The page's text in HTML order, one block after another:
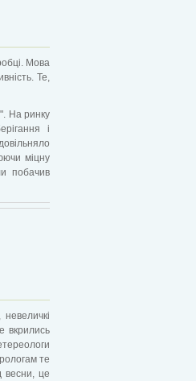
Мова
Те,
На ринку
і
міцну
побачив
вкрились
те
весни, це